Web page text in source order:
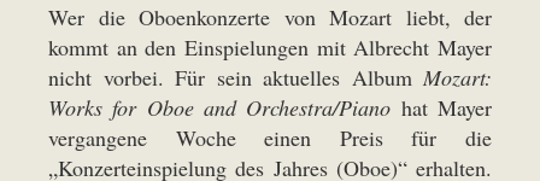
Wer die Oboenkonzerte von Mozart liebt, der
kommt an den Einspielungen mit Albrecht Mayer
nicht vorbei. Für sein aktuelles Album Mozart:
Works for Oboe and Orchestra/Piano hat Mayer
vergangene Woche einen Preis für die
„Konzerteinspielung des Jahres (Oboe)“ erhalten.